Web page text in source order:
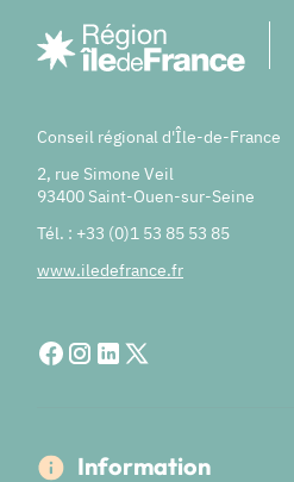
Conseil régional d'Île-de-France
2, rue Simone Veil
93400 Saint-Ouen-sur-Seine
Tél. : +33 (0)1 53 85 53 85
www.iledefrance.fr
Information